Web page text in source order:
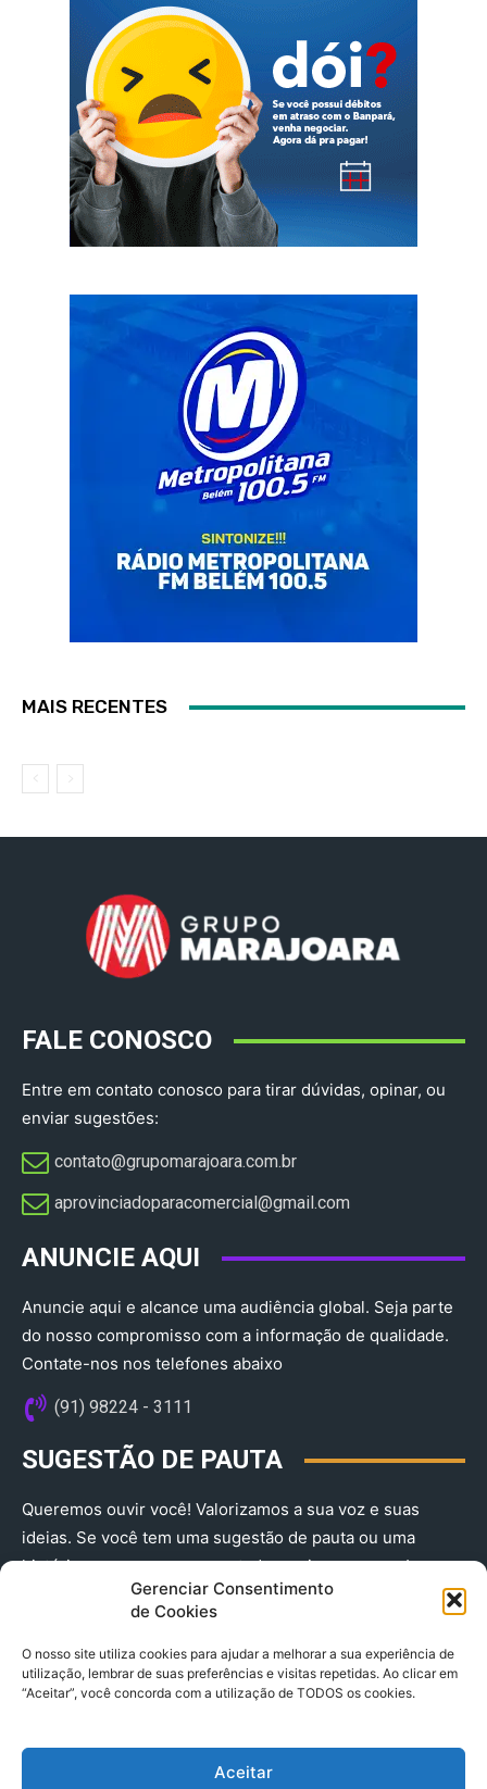
Gerenciar Consentimento
de Cookies
O nosso site utiliza cookies para ajudar a melhorar a sua experiência de
utilização, lembrar de suas preferências e visitas repetidas. Ao clicar em
“Aceitar”, você concorda com a utilização de TODOS os cookies.
Aceitar
MAIS RECENTES
FALE CONOSCO
Entre em contato conosco para tirar dúvidas, opinar, ou
enviar sugestões:
contato@grupomarajoara.com.br
aprovinciadoparacomercial@gmail.com​
ANUNCIE AQUI
Anuncie aqui e alcance uma audiência global. Seja parte
do nosso compromisso com a informação de qualidade.
Contate-nos nos telefones abaixo
(91) 98224 - 3111
SUGESTÃO DE PAUTA
Queremos ouvir você! Valorizamos a sua voz e suas
ideias. Se você tem uma sugestão de pauta ou uma
história que merece ser contada, envie-nos agora!
(91) 98224 - 3111